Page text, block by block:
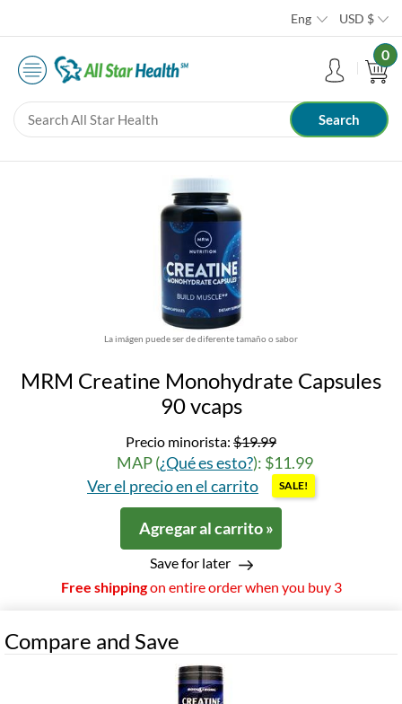
Eng USD $
0
La imágen puede ser de diferente tamaño o sabor
MRM Creatine Monohydrate Capsules
90 vcaps
Precio minorista: $19.99
MAP (¿Qué es esto?): $11.99
Ver el precio en el carrito
SALE!
Agregar al carrito »
Save for later
Free shippingon entire order when you buy 3
Compare and Save